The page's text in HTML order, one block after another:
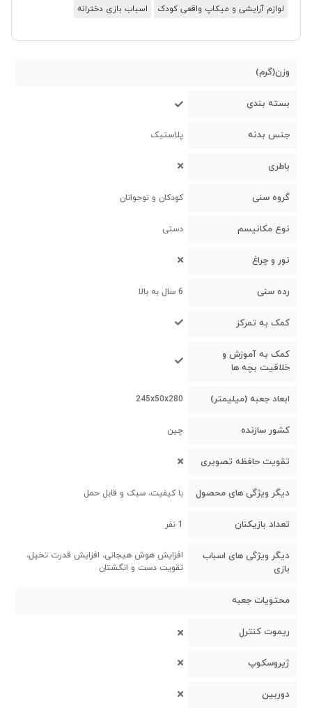
لوازم آرایشی و میکاپ واقعی کودک اسباب بازی دخترانه
وزن(گرم)
بسته بندی
جنس بدنه پلاستیک
باطری
گروه سنی کودکان و نوجوانان
نوع مکانیسم دستی
نور و چراغ
رده سنی 6 سال به بالا
کمک به تمرکز
کمک به آموزش و
خلاقیت بچه ها
ابعاد جعبه (میلیمتر) 245x50x280
کشور سازنده چین
تقویت حافظه تصویری
دیگر ویژگی های محصول با کیفیت، سبک و قابل حمل
تعداد بازیکنان 1 نفر
دیگر ویژگی های اسباب
بازی
افزایش هوش هیجانی، افزایش قدرت تخیل،
تقویت دست و انگشتان
محتویات جعبه
ریموت کنترل
ژیروسکوپ
دوربین